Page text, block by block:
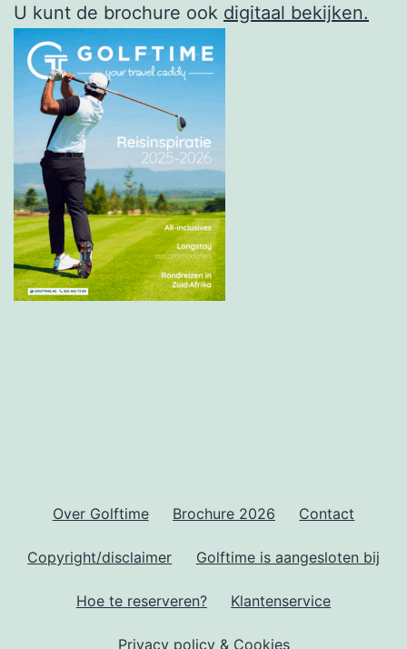
U kunt de brochure ook digitaal bekijken.
Over Golftime Brochure 2026 Contact
Copyright/disclaimer Golftime is aangesloten bij
Hoe te reserveren? Klantenservice
Privacy policy & Cookies